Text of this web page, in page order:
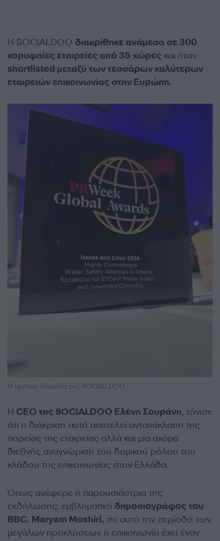
Η SOCIALDOO διακρίθηκε ανάμεσα σε 300
κορυφαίες εταιρείες από 35 χώρες και ήταν
shortlisted μεταξύ των τεσσάρων καλύτερων
εταιρειών επικοινωνίας στην Ευρώπη.
Η τιμητική πλακέτα της SOCIALDOO
Η CEO της SOCIALDOO Ελένη Σουράνη, τόνισε
ότι η διάκριση αυτή αποτελεί αντανάκλαση της
πορείας της εταιρείας αλλά και μια ακόμα
διεθνής αναγνώριση του δομικού ρόλου του
κλάδου της επικοινωνίας στην Ελλάδα.
Όπως ανέφερε η παρουσιάστρια της
εκδήλωσης, εμβληματική δημοσιογράφος του
BBC, Maryam Moshiri, σε αυτή την περίοδο των
μεγάλων προκλήσεων η επικοινωνία έχει έναν